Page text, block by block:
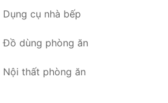
Dụng cụ nhà bếp
Đồ dùng phòng ăn
Nội thất phòng ăn